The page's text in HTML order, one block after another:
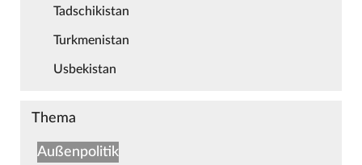
Tadschikistan
Turkmenistan
Usbekistan
Thema
Außenpolitik